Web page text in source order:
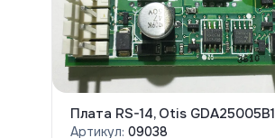
Плата RS-14, Otis GDA25005B1
Артикул: 09038